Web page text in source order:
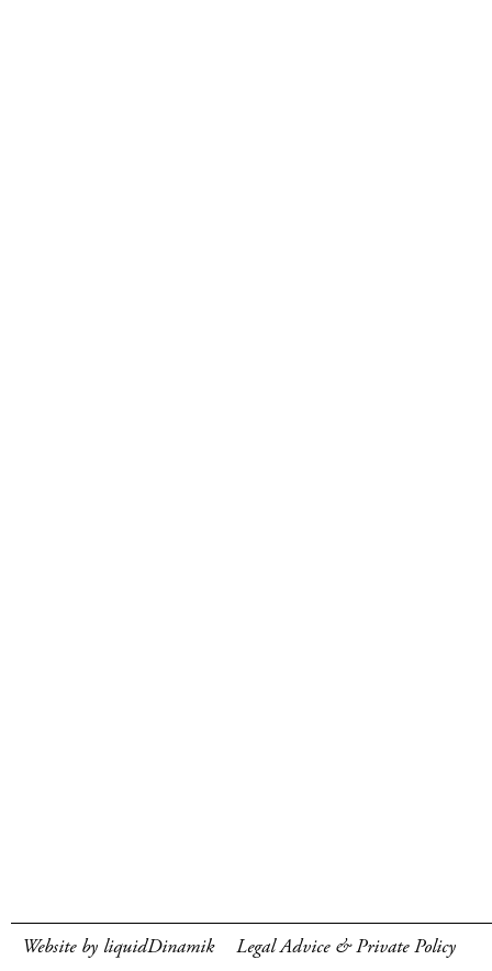
Website by liquidDinamik Legal Advice & Private Policy